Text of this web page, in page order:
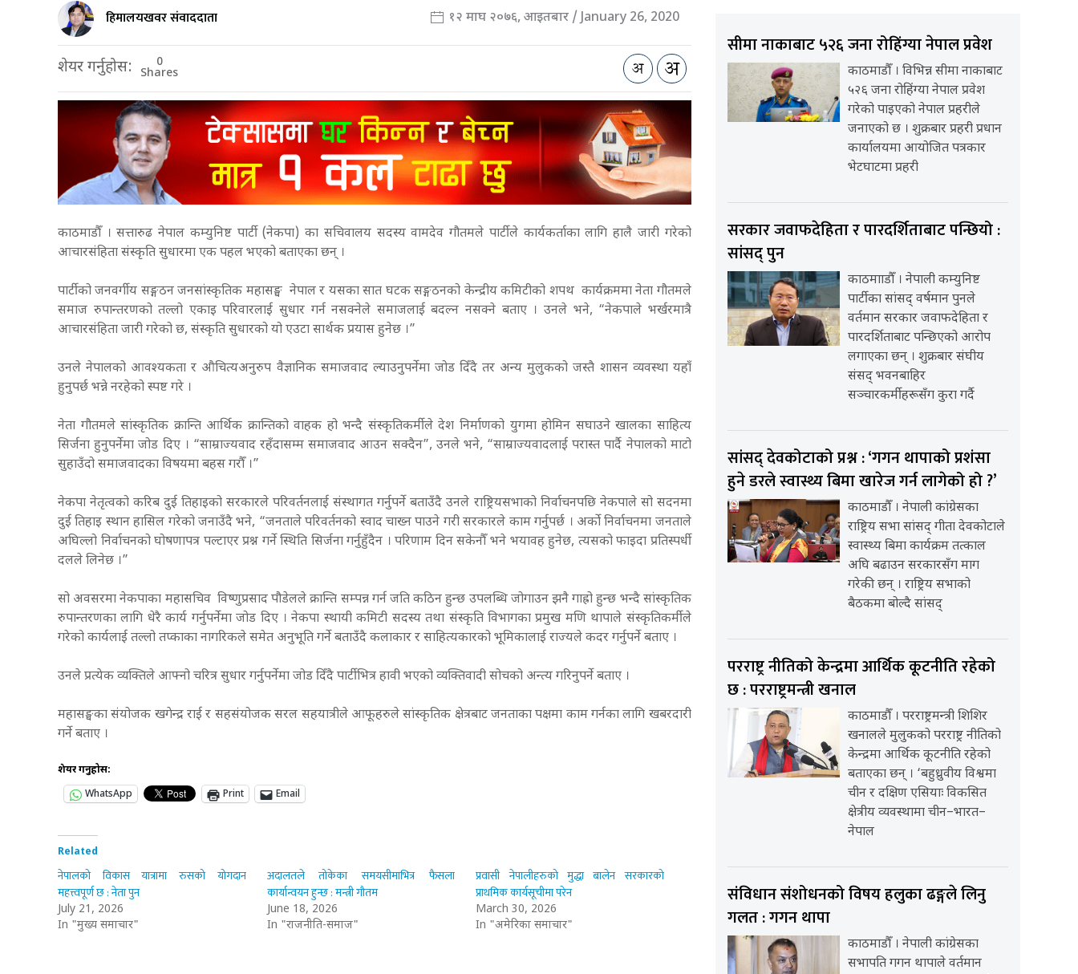
हिमालयखवर संवाददाता १२ माघ २०७६, आइतबार / January 26, 2020
शेयर गर्नुहोस: 0
Shares
काठमाडौँ । सत्तारुढ नेपाल कम्युनिष्ट पार्टी (नेकपा) का सचिवालय सदस्य वामदेव गौतमले पार्टीले कार्यकर्ताका लागि हालै जारी गरेको
आचारसंहिता संस्कृति सुधारमा एक पहल भएको बताएका छन् ।
पार्टीको जनवर्गीय सङ्गठन जनसांस्कृतिक महासङ्घ नेपाल र यसका सात घटक सङ्गठनको केन्द्रीय कमिटीको शपथ कार्यक्रममा नेता गौतमले
समाज रुपान्तरणको तल्लो एकाइ परिवारलाई सुधार गर्न नसक्नेले समाजलाई बदल्न नसक्ने बताए । उनले भने, “नेकपाले भर्खरमात्रै
आचारसंहिता जारी गरेको छ, संस्कृति सुधारको यो एउटा सार्थक प्रयास हुनेछ ।”
उनले नेपालको आवश्यकता र औचित्यअनुरुप वैज्ञानिक समाजवाद ल्याउनुपर्नेमा जोड दिँदै तर अन्य मुलुकको जस्तै शासन व्यवस्था यहाँ
हुनुपर्छ भन्ने नरहेको स्पष्ट गरे ।
नेता गौतमले सांस्कृतिक क्रान्ति आर्थिक क्रान्तिको वाहक हो भन्दै संस्कृतिकर्मीले देश निर्माणको युगमा होमिन सघाउने खालका साहित्य
सिर्जना हुनुपर्नेमा जोड दिए । “साम्राज्यवाद रहँदासम्म समाजवाद आउन सक्दैन”, उनले भने, “साम्राज्यवादलाई परास्त पार्दै नेपालको माटो
सुहाउँदो समाजवादका विषयमा बहस गरौँ ।”
नेकपा नेतृत्वको करिब दुई तिहाइको सरकारले परिवर्तनलाई संस्थागत गर्नुपर्ने बताउँदै उनले राष्ट्रियसभाको निर्वाचनपछि नेकपाले सो सदनमा
दुई तिहाइ स्थान हासिल गरेको जनाउँदै भने, “जनताले परिवर्तनको स्वाद चाख्न पाउने गरी सरकारले काम गर्नुपर्छ । अर्को निर्वाचनमा जनताले
अघिल्लो निर्वाचनको घोषणापत्र पल्टाएर प्रश्न गर्ने स्थिति सिर्जना गर्नुहुँदैन । परिणाम दिन सकेनौँ भने भयावह हुनेछ, त्यसको फाइदा प्रतिस्पर्धी
दलले लिनेछ ।”
सो अवसरमा नेकपाका महासचिव विष्णुप्रसाद पौडेलले क्रान्ति सम्पन्न गर्न जति कठिन हुन्छ उपलब्धि जोगाउन झनै गाह्रो हुन्छ भन्दै सांस्कृतिक
रुपान्तरणका लागि धेरै कार्य गर्नुपर्नेमा जोड दिए । नेकपा स्थायी कमिटी सदस्य तथा संस्कृति विभागका प्रमुख मणि थापाले संस्कृतिकर्मीले
गरेको कार्यलाई तल्लो तप्काका नागरिकले समेत अनुभूति गर्ने बताउँदै कलाकार र साहित्यकारको भूमिकालाई राज्यले कदर गर्नुपर्ने बताए ।
उनले प्रत्येक व्यक्तिले आफ्नो चरित्र सुधार गर्नुपर्नेमा जोड दिँदै पार्टीभित्र हावी भएको व्यक्तिवादी सोचको अन्त्य गरिनुपर्ने बताए ।
महासङ्घका संयोजक खगेन्द्र राई र सहसंयोजक सरल सहयात्रीले आफूहरुले सांस्कृतिक क्षेत्रबाट जनताका पक्षमा काम गर्नका लागि खबरदारी
गर्ने बताए ।
शेयर गर्नुहोस:
WhatsApp
Print Email
Related
नेपालको विकास यात्रामा रुसको योगदान
महत्त्वपूर्ण छ : नेता पुन
July 21, 2026
In "मुख्य समाचार"
अदालतले तोकेका समयसीमाभित्र फैसला
कार्यान्वयन हुन्छ : मन्त्री गौतम
June 18, 2026
In "राजनीति-समाज"
प्रवासी नेपालीहरुको मुद्धा बालेन सरकारको
प्राथमिक कार्यसूचीमा परेन
March 30, 2026
In "अमेरिका समाचार"
सीमा नाकाबाट ५२६ जना रोहिंग्या नेपाल प्रवेश
काठमाडौँ । विभिन्न सीमा नाकाबाट
५२६ जना रोहिंग्या नेपाल प्रवेश
गरेको पाइएको नेपाल प्रहरीले
जनाएको छ । शुक्रबार प्रहरी प्रधान
कार्यालयमा आयोजित पत्रकार
भेटघाटमा प्रहरी
सरकार जवाफदेहिता र पारदर्शिताबाट पन्छियो :
सांसद् पुन
काठमााडौँ । नेपाली कम्युनिष्ट
पार्टीका सांसद् वर्षमान पुनले
वर्तमान सरकार जवाफदेहिता र
पारदर्शिताबाट पन्छिएको आरोप
लगाएका छन् । शुक्रबार संघीय
संसद् भवनबाहिर
सञ्चारकर्मीहरूसँग कुरा गर्दै
सांसद् देवकोटाको प्रश्न : ‘गगन थापाको प्रशंसा
हुने डरले स्वास्थ्य बिमा खारेज गर्न लागेको हो ?’
काठमाडौँ । नेपाली कांग्रेसका
राष्ट्रिय सभा सांसद् गीता देवकोटाले
स्वास्थ्य बिमा कार्यक्रम तत्काल
अघि बढाउन सरकारसँग माग
गरेकी छन् । राष्ट्रिय सभाको
बैठकमा बोल्दै सांसद्
परराष्ट्र नीतिको केन्द्रमा आर्थिक कूटनीति रहेको
छ : परराष्ट्रमन्त्री खनाल
काठमाडौँ । परराष्ट्रमन्त्री शिशिर
खनालले मुलुकको परराष्ट्र नीतिको
केन्द्रमा आर्थिक कूटनीति रहेको
बताएका छन् । ‘बहुध्रुवीय विश्वमा
चीन र दक्षिण एसियाः विकसित
क्षेत्रीय व्यवस्थामा चीन–भारत–
नेपाल
संविधान संशोधनको विषय हलुका ढङ्गले लिनु
गलत : गगन थापा
काठमाडौँ । नेपाली कांग्रेसका
सभापति गगन थापाले वर्तमान